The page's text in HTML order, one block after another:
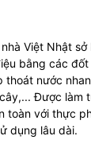
Việt Nhật
bằng các
thoát nước
Được làm
toàn với thực
dụng lâu dài.